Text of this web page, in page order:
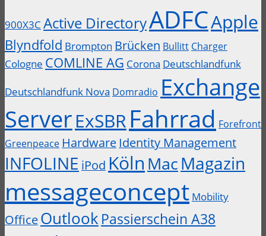
900X3C Active DirectoryADFCApple
Blyndfold Brompton Brücken Bullitt Charger
Cologne COMLINE AG Corona Deutschlandfunk
Deutschlandfunk Nova Domradio Exchange
ServerExSBR Fahrrad Forefront
Greenpeace Hardware Identity Management
INFOLINE iPod Köln MacMagazin
messageconcept Mobility
OfficeOutlook Passierschein A38